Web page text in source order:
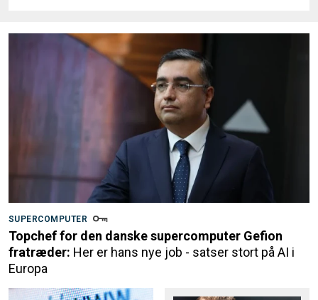
SUPERCOMPUTER
Topchef for den danske supercomputer Gefion
fratræder: Her er hans nye job - satser stort på AI i
Europa